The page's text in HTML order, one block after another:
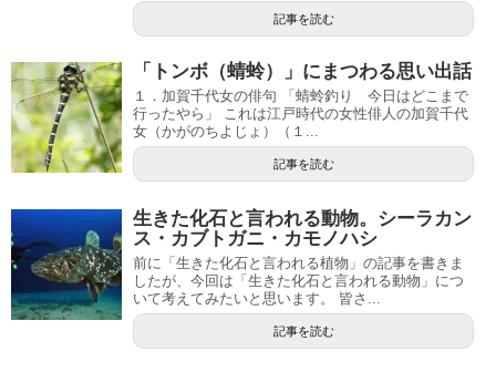
記事を読む
「トンボ（蜻蛉）」にまつわる思い出話
１．加賀千代女の俳句 「蜻蛉釣り 今日はどこまで
行ったやら」 これは江戸時代の女性俳人の加賀千代
女（かがのちよじょ）（１...
記事を読む
生きた化石と言われる動物。シーラカン
ス・カブトガニ・カモノハシ
前に「生きた化石と言われる植物」の記事を書きま
したが、今回は「生きた化石と言われる動物」につ
いて考えてみたいと思います。 皆さ...
記事を読む